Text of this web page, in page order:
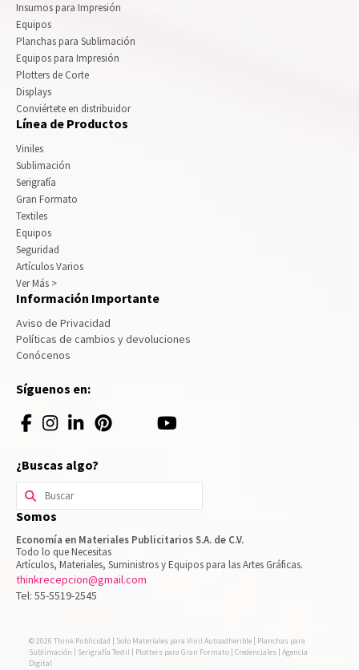
Insumos para Impresión
Equipos
Planchas para Sublimación
Equipos para Impresión
Plotters de Corte
Displays
Conviértete en distribuidor
Línea de Productos
Viniles
Sublimación
Serigrafía
Gran Formato
Textiles
Equipos
Seguridad
Artículos Varios
Ver Más >
Información Importante
Aviso de Privacidad
Políticas de cambios y devoluciones
Conócenos
Síguenos en:
¿Buscas algo?
Buscar
por:
Somos
Economía en Materiales Publicitarios S.A. de C.V.
Todo lo que Necesitas
Artículos, Materiales, Suministros y Equipos para las Artes Gráficas.
thinkrecepcion@gmail.com
Tel: 55-5519-2545
© 2026 Think Publicidad | Solo Materiales para Vinil Autoadherible | Planchas para
Sublimación | Serigrafía Textil | Plotters para Gran Formato | Credenciales | Agencia
Digital